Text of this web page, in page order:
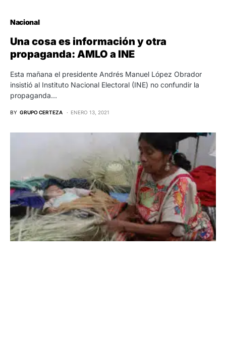
Nacional
Una cosa es información y otra
propaganda: AMLO a INE
Esta mañana el presidente Andrés Manuel López Obrador
insistió al Instituto Nacional Electoral (INE) no confundir la
propaganda…
BY GRUPO CERTEZA ENERO 13, 2021